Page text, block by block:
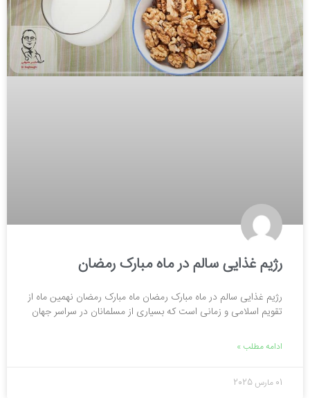
رژیم غذایی سالم در ماه مبارک رمضان
رژیم غذایی سالم در ماه مبارک رمضان ماه مبارک رمضان نهمین ماه از
تقویم اسلامی و زمانی است که بسیاری از مسلمانان در سراسر جهان
ادامه مطلب »
01 مارس 2025